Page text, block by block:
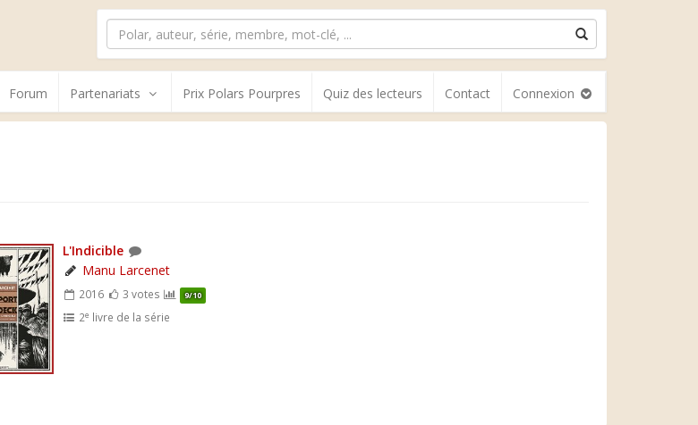
Forum Partenariats Prix Polars Pourpres Quiz des lecteurs Contact Connexion
L'Indicible
Manu Larcenet
2016 3 votes 9/10
2e livre de la série